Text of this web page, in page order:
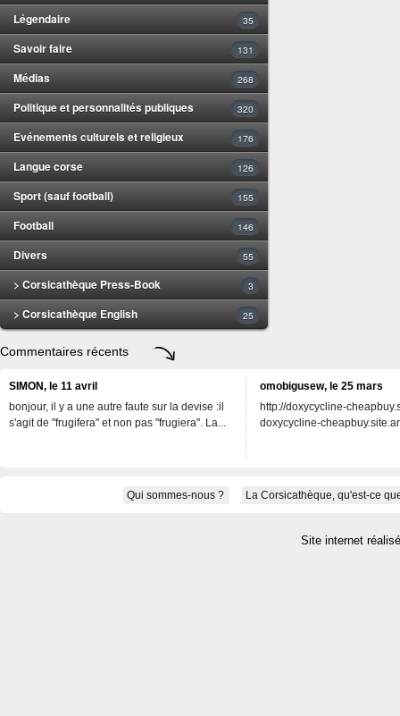
Légendaire 35
Savoir faire 131
Médias 268
Politique et personnalités publiques 320
Evénements culturels et religieux 176
Langue corse 126
Sport (sauf football) 155
Football 146
Divers 55
> Corsicathèque Press-Book 3
> Corsicathèque English 25
Commentaires récents
SIMON, le 11 avril
bonjour, il y a une autre faute sur la devise :il
s'agit de "frugifera" et non pas "frugiera". La...
omobigusew, le 25 mars
http://doxycycline-
doxycycline-
Qui sommes-nous ? La Corsicathèque, qu'est-ce
Site internet